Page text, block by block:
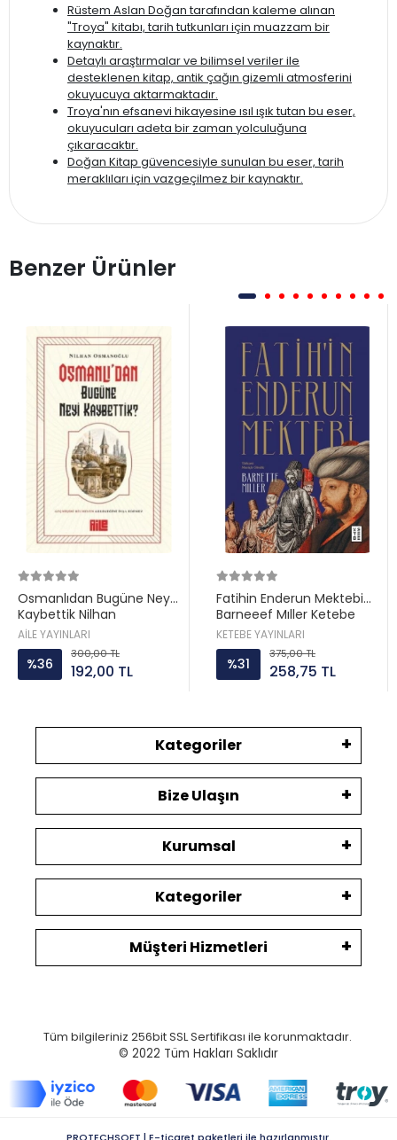
Rüstem Aslan Doğan tarafından kaleme alınan
"Troya" kitabı, tarih tutkunları için muazzam bir
kaynaktır.
Detaylı araştırmalar ve bilimsel veriler ile
desteklenen kitap, antik çağın gizemli atmosferini
okuyucuya aktarmaktadır.
Troya'nın efsanevi hikayesine ısıl ışık tutan bu eser,
okuyucuları adeta bir zaman yolculuğuna
çıkaracaktır.
Doğan Kitap güvencesiyle sunulan bu eser, tarih
meraklıları için vazgeçilmez bir kaynaktır.
Benzer Ürünler
Osmanlıdan Bugüne Neyi
Kaybettik Nilhan
Osmanoğlu Aile yayın
AİLE YAYINLARI
%36
300,00 TL
192,00 TL
Fatihin Enderun Mektebi
Barneeef Mıller Ketebe
KETEBE YAYINLARI
%31
375,00 TL
258,75 TL
Kategoriler
Bize Ulaşın
Kurumsal
Kategoriler
Müşteri Hizmetleri
Tüm bilgileriniz 256bit SSL Sertifikası ile korunmaktadır.
© 2022 Tüm Hakları Saklıdır
PROTECHSOFT | E-ticaret paketleri ile hazırlanmıştır.